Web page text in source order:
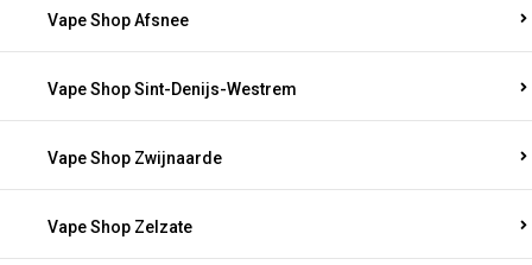
Vape Shop Afsnee
Vape Shop Sint-Denijs-Westrem
Vape Shop Zwijnaarde
Vape Shop Zelzate